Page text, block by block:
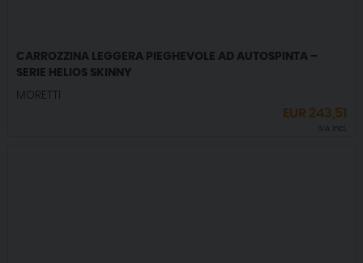
CARROZZINA LEGGERA PIEGHEVOLE AD AUTOSPINTA –
SERIE HELIOS SKINNY
MORETTI
EUR 243,51
IVA incl.